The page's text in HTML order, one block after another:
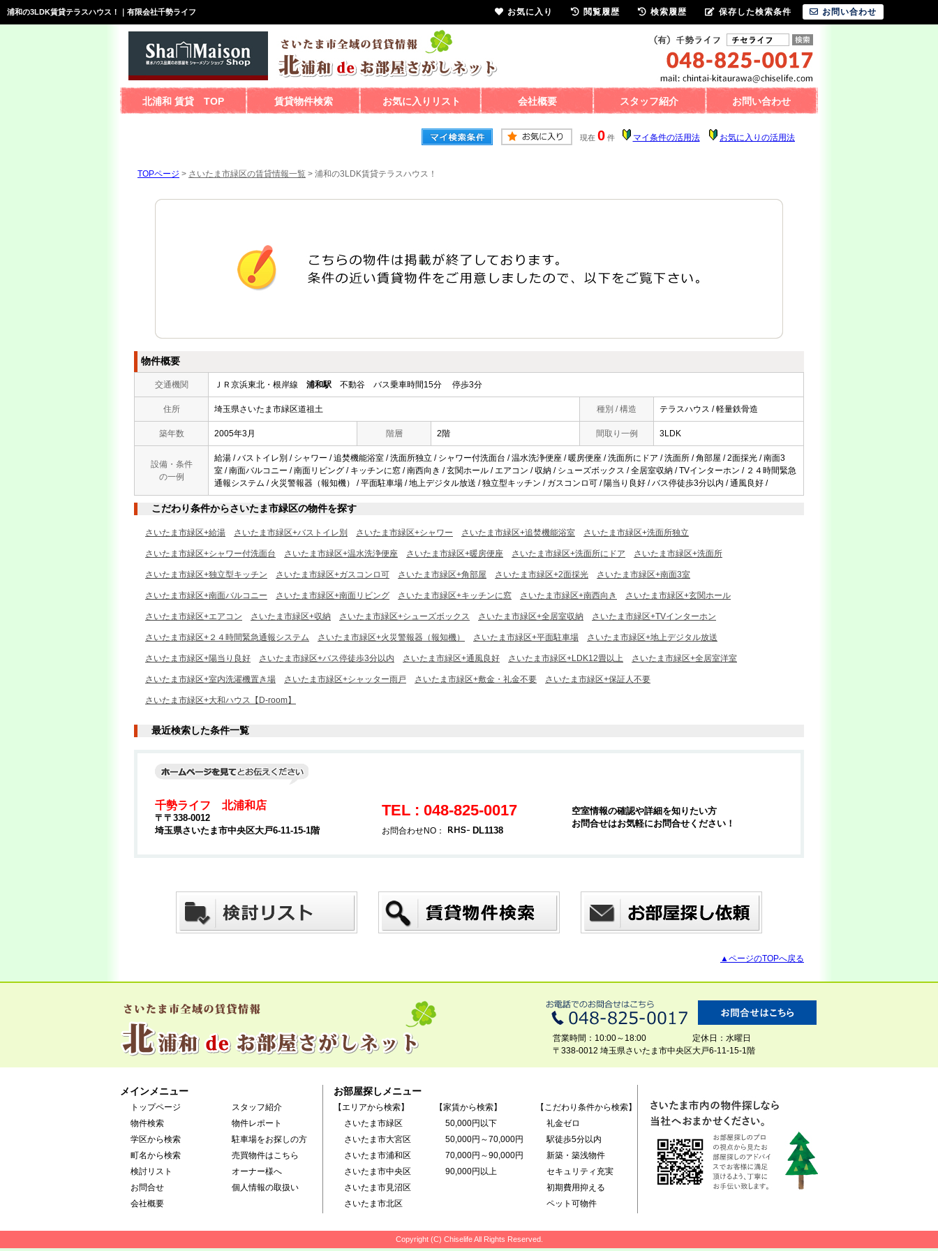
浦和の3LDK賃貸テラスハウス！｜有限会社千勢ライフ
北浦和 賃貸 TOP 賃貸物件検索 お気に入りリスト 会社概要 スタッフ紹介 お問い合わせ
現在 0 件 マイ条件の活用法 お気に入りの活用法
TOPページ > さいたま市緑区の賃貸情報一覧 > 浦和の3LDK賃貸テラスハウス！
物件概要
交通機関 ＪＲ京浜東北・根岸線 浦和駅 不動谷 バス乗車時間15分 停歩3分
住所 埼玉県さいたま市緑区道祖土 種別 / 構造 テラスハウス / 軽量鉄骨造
築年数 2005年3月 階層 2階 間取り一例 3LDK
設備・条件
の一例
給湯 / バストイレ別 / シャワー / 追焚機能浴室 / 洗面所独立 / シャワー付洗面台 / 温水洗浄便座 / 暖房便座 / 洗面所にドア / 洗面所 / 角部屋 / 2面採光 / 南面3
室 / 南面バルコニー / 南面リビング / キッチンに窓 / 南西向き / 玄関ホール / エアコン / 収納 / シューズボックス / 全居室収納 / TVインターホン / ２４時間緊急
通報システム / 火災警報器（報知機） / 平面駐車場 / 地上デジタル放送 / 独立型キッチン / ガスコンロ可 / 陽当り良好 / バス停徒歩3分以内 / 通風良好 /
こだわり条件からさいたま市緑区の物件を探す
さいたま市緑区+給湯 さいたま市緑区+バストイレ別 さいたま市緑区+シャワー さいたま市緑区+追焚機能浴室 さいたま市緑区+洗面所独立
さいたま市緑区+シャワー付洗面台 さいたま市緑区+温水洗浄便座 さいたま市緑区+暖房便座 さいたま市緑区+洗面所にドア さいたま市緑区+洗面所
さいたま市緑区+独立型キッチン さいたま市緑区+ガスコンロ可 さいたま市緑区+角部屋 さいたま市緑区+2面採光 さいたま市緑区+南面3室
さいたま市緑区+南面バルコニー さいたま市緑区+南面リビング さいたま市緑区+キッチンに窓 さいたま市緑区+南西向き さいたま市緑区+玄関ホール
さいたま市緑区+エアコン さいたま市緑区+収納 さいたま市緑区+シューズボックス さいたま市緑区+全居室収納 さいたま市緑区+TVインターホン
さいたま市緑区+２４時間緊急通報システム さいたま市緑区+火災警報器（報知機） さいたま市緑区+平面駐車場 さいたま市緑区+地上デジタル放送
さいたま市緑区+陽当り良好 さいたま市緑区+バス停徒歩3分以内 さいたま市緑区+通風良好 さいたま市緑区+LDK12畳以上 さいたま市緑区+全居室洋室
さいたま市緑区+室内洗濯機置き場 さいたま市緑区+シャッター雨戸 さいたま市緑区+敷金・礼金不要 さいたま市緑区+保証人不要
さいたま市緑区+大和ハウス【D-room】
最近検索した条件一覧
千勢ライフ 北浦和店
〒〒338-0012
埼玉県さいたま市中央区大戸6-11-15-1階
TEL : 048-825-0017
お問合わせNO： DL1138
空室情報の確認や詳細を知りたい方
お問合せはお気軽にお問合せください！
▲ページのTOPへ戻る
営業時間：10:00～18:00
定休日：水曜日
〒338-0012 埼玉県さいたま市中央区大戸6-11-15-1階
メインメニュー
トップページ
物件検索
学区から検索
町名から検索
検討リスト
お問合せ
会社概要
スタッフ紹介
物件レポート
駐車場をお探しの方
売買物件はこちら
オーナー様へ
個人情報の取扱い
お部屋探しメニュー
【エリアから検索】
さいたま市緑区
さいたま市大宮区
さいたま市浦和区
さいたま市中央区
さいたま市見沼区
さいたま市北区
【家賃から検索】
50,000円以下
50,000円～70,000円
70,000円～90,000円
90,000円以上
【こだわり条件から検索】
礼金ゼロ
駅徒歩5分以内
新築・築浅物件
セキュリティ充実
初期費用抑える
ペット可物件
Copyright (C) Chiselife All Rights Reserved.
お気に入り 閲覧履歴 検索履歴 保存した検索条件 お問い合わせ